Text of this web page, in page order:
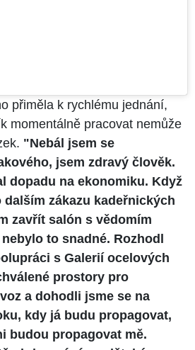
přiměla k rychlému jednání,
momentálně pracovat nemůže
"Nebál jsem se
jsem zdravý člověk.
dopadu na ekonomiku. Když
dalším zákazu kadeřnických
zavřít salón s vědomím
to snadné. Rozhodl
s Galerií ocelových
prostory pro
a dohodli jsme se na
kdy já budu propagovat,
budou propagovat mě.